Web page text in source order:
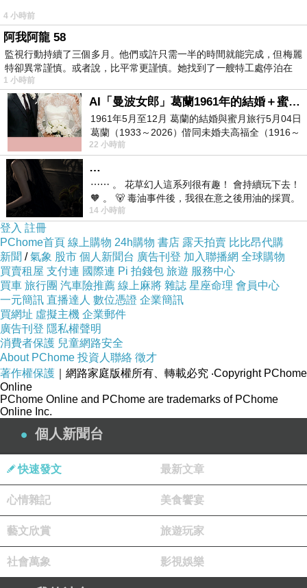
那些希望在申請入學搶到好學生的大學」，但中
下程度的學生就難區隔，認為考高分並不容易。
黃靜寧解釋，如第2部分的選填題A中，題幹寫遞
迴數列，要用帶入方法一個一個慢慢算，但若是
數理資優班的學生看到，就可能聯想到高中沒有
教過的「階差數列」，利用公式計算30秒內就有
答案，但題目並沒超綱，因為還是有其他方法可
以慢慢算出答案，只是要花3分鐘以上。而選擇
第1題也把手機遊戲「精靈寶可夢」做引子入
題，黃靜寧說，雖然考的是加權平均數，但因為
選項要計算全校老師與學生比率、人數等，光弄
清楚選項問什麼就要花腦筋；還有第11題考正、
餘弦定理，雖簡單可是5個選項都要算過一遍，
一大題等於5小題。黃靜寧認為，命題老師可能
對於高中現場教學沒有太大理解，一些題目雖然
透過公式就能簡單計算，但公式並非人人都會，
因此無法達到給學生信心的目的，等同今年的基
本題消失，只有程度夠好、夠敏感的學生才能拿
高分，相信今年原始分數會下降，不鼓勵如此的
出題方向。入闈的試考學生表示，今年數學取材
平均、著重基本概念，如第11題考常見的正、餘
弦定理，解法直接；第5題考散佈圖的相關性，
免計算即可解答；第8、13題解法多元，用代數
或幾何方向都可，如第7題須具備清楚分類能
力，第12題評量取捨原理，2題都較有鑑別度，
但認為整份試卷難易度適中。黃璀娟說，數學科
缺考1856人，缺考率1.44％，也比去年的1.52％
略降。
4 小時前
阿我阿龍 58
監視行動持續了三個多月。他們或許只需一半的時間就能完成，但梅麗
特卻異常謹慎。或者說，比平常更謹慎。她找到了一艘特工處停泊在
1 小時前
AI「曼波女郎」葛蘭1961年的結婚＋蜜月旅行 #戀上老電影 #葛蘭 #粟子
1961年5月至12月 葛蘭的結婚與蜜月旅行5月04日
葛蘭（1933～2026）偕同未婚夫高福全（1916～
2004）乘郵輪赴倫敦6月15日於英國倫敦St.S
22 小時前
…
⋯⋯ 。 花草幻人這系列很有趣！ 會持續玩下去！
🧡 。 🐻 毒油事件後，我很在意之後用油的採買。
前天購買了我之前就很愛
14 小時前
登入 註冊
PChome首頁 線上購物 24h購物 書店 露天拍賣 比比昂代購
新聞 /氣象 股市 個人新聞台 廣告刊登 加入聯播網 全球購物
買賣租屋 支付連 國際連 Pi 拍錢包 旅遊 服務中心
買車 旅行團 汽車險推薦 線上麻將 雜誌 星座命理 會員中心
一元簡訊 直播達人 數位憑證 企業簡訊
買網址 虛擬主機 企業郵件
廣告刊登 隱私權聲明
消費者保護 兒童網路安全
About PChome 投資人聯絡 徵才
著作權保護 ｜網路家庭版權所有、轉載必究 ‧Copyright PChome
Online
PChome Online and PChome are trademarks of PChome
Online Inc.
個人新聞台
快速發文 最新文章
心情雜記 美食饗宴
藝文欣賞 旅遊玩家
社會萬象 影視娛樂